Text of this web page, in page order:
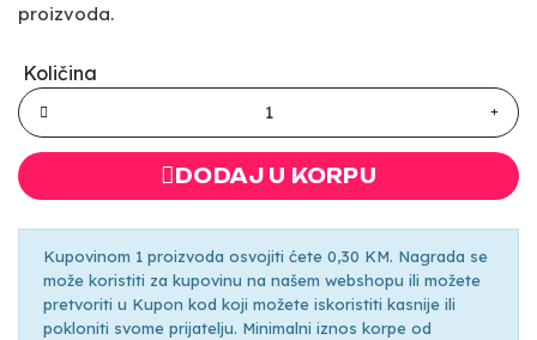
proizvoda.
Količina
DODAJ U KORPU
Kupovinom 1 proizvoda osvojiti ćete 0,30 KM. Nagrada se
može koristiti za kupovinu na našem webshopu ili možete
pretvoriti u Kupon kod koji možete iskoristiti kasnije ili
pokloniti svome prijatelju. Minimalni iznos korpe od